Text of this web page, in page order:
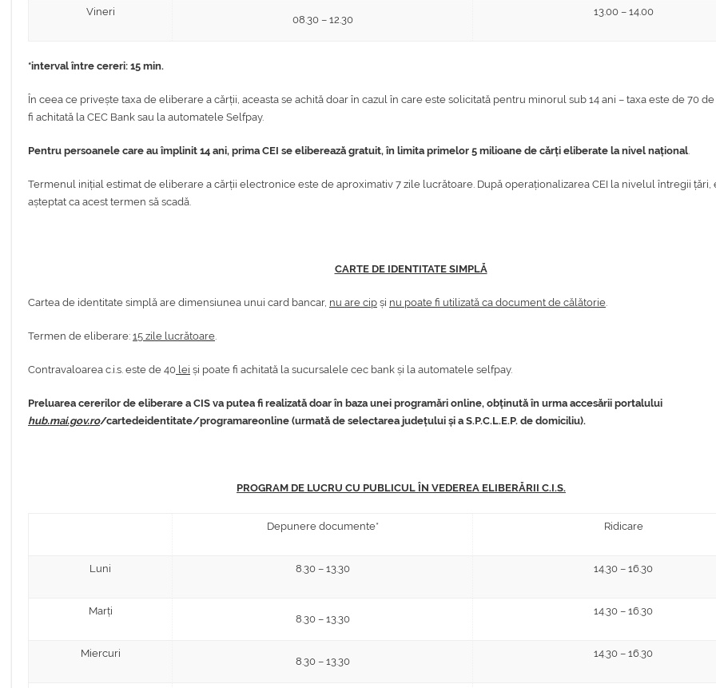
Vineri
08.30 – 12.30
13.00 – 14.00
*interval între cereri: 15 min.
În ceea ce privește taxa de eliberare a cărții, aceasta se achită doar în cazul în care este solicitată pentru minorul sub 14 ani – taxa este de 70
fi achitată la CEC Bank sau la automatele Selfpay.
Pentru persoanele care au împlinit 14 ani, prima CEI se eliberează gratuit, în limita primelor 5 milioane de cărți eliberate la nivel național
Termenul inițial estimat de eliberare a cărții electronice este de aproximativ 7 zile lucrătoare. După operaționalizarea CEI la nivelul întregii țări,
așteptat ca acest termen să scadă.
CARTE DE IDENTITATE SIMPLĂ
Cartea de identitate simplă are dimensiunea unui card bancar, nu are cip și nu poate fi utilizată ca document de călătorie
Termen de eliberare: 15 zile lucrătoare
Contravaloarea c.i.s. este de 40 lei și poate fi achitată la sucursalele cec bank și la automatele selfpay.
Preluarea cererilor de eliberare a CIS va putea fi realizată doar în baza unei programări online, obținută în urma accesării portalului
hub.mai.gov.ro/cartedeidentitate/programareonline (urmată de selectarea județului și a S.P.C.L.E.P. de domiciliu).
PROGRAM DE LUCRU CU PUBLICUL ÎN VEDEREA ELIBERĂRII C.I.S.
Depunere documente* Ridicare
Luni 8.30 – 13.30 14.30 – 16.30
Marți
8.30 – 13.30
14.30 – 16.30
Miercuri
8.30 – 13.30
14.30 – 16.30